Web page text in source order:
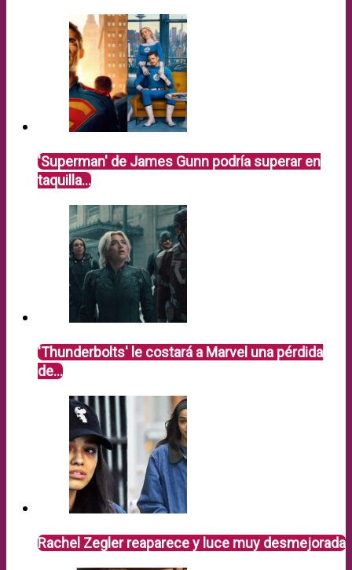
'Superman' de James Gunn podría superar en
taquilla…
'Thunderbolts' le costará a Marvel una pérdida
de…
Rachel Zegler reaparece y luce muy desmejorada